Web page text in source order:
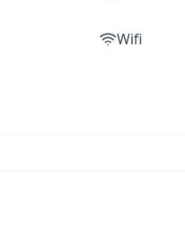
Wifi